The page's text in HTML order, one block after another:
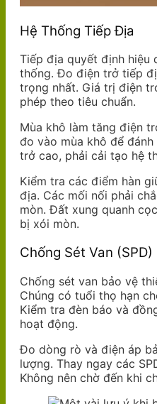
Hệ Thống Tiếp Địa
Tiếp địa quyết định hiệu
thống. Đo điện trở tiếp
trọng nhất. Giá trị điện
phép theo tiêu chuẩn.
Mùa khô làm tăng điện
đo vào mùa khô để
trở cao, phải cải tạo hệ
Kiểm tra các điểm hàn
địa. Các mối nối phải
mòn. Đất xung quanh
bị xói mòn.
Chống Sét Van (SPD)
Chống sét van bảo vệ
Chúng có tuổi thọ hạn
Kiểm tra đèn báo và
hoạt động.
Đo dòng rò và điện áp
lượng. Thay ngay các
Không nên chờ đến khi